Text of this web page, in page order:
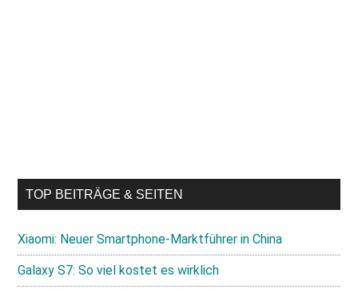
TOP BEITRÄGE & SEITEN
Xiaomi: Neuer Smartphone-Marktführer in China
Galaxy S7: So viel kostet es wirklich